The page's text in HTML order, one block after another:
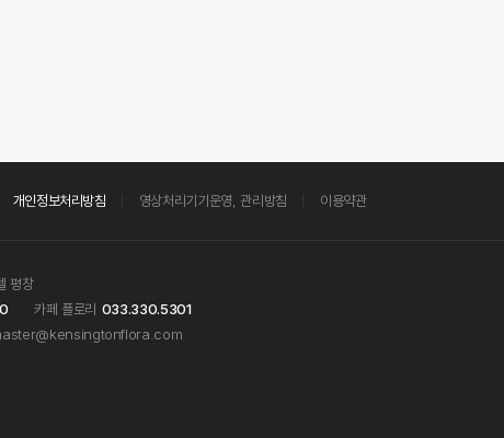
개인정보처리방침 영상처리기기운영, 관리방침 이용약관
평창
카페 플로리 033.330.5301